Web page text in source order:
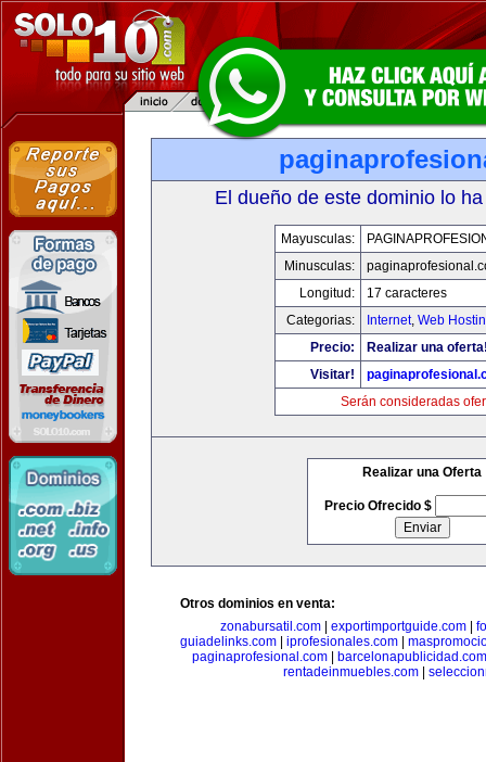
El dueño de este dominio lo
Mayusculas:
Minusculas:
Longitud:
17 caracteres
Categorias:
Internet, Web
Precio:
Realizar una
Visitar!
Serán consideradas
Realizar una Oferta
Precio Ofrecido $
Otros dominios en venta:
zonabursatil.com
exportimportguide.com
guiadelinks.com
iprofesionales.com
paginaprofesional.com|
barcelonapublicidad.com
rentadeinmuebles.com|